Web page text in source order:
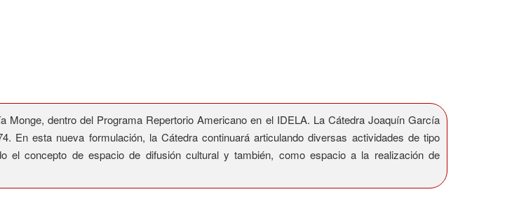
dentro del Programa Repertorio Americano en el IDELA. La Cátedra Joaquín García
En esta nueva formulación, la Cátedra continuará articulando diversas actividades de tipo
el concepto de espacio de difusión cultural y también, como espacio a la realización de